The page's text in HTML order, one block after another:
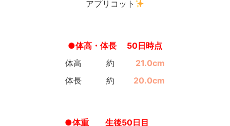
アプリコット
●体高・体長 50日時点
体高 約
21.0cm
体長 約 20.0cm
●体重 生後50日目